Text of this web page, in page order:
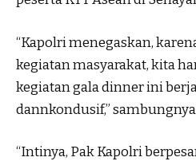
“Kapolri menegaskan,
kegiatan masyarakat, kita
kegiatan gala dinner ini
dannkondusif,”
“Intinya, Pak Kapolri